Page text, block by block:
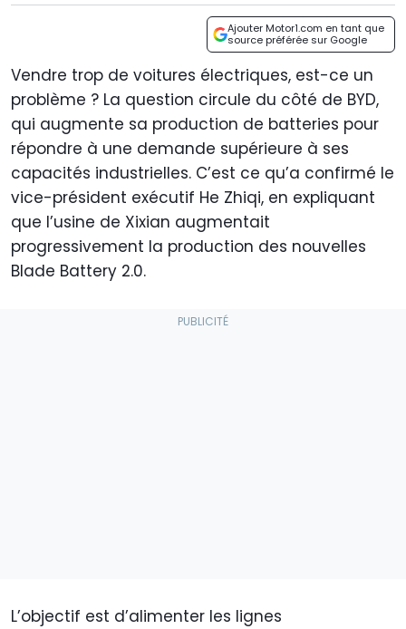
Ajouter Motor1.com en tant que
source préférée sur Google
Vendre trop de voitures électriques, est-ce un
problème ? La question circule du côté de BYD,
qui augmente sa production de batteries pour
répondre à une demande supérieure à ses
capacités industrielles. C’est ce qu’a confirmé le
vice-président exécutif He Zhiqi, en expliquant
que l’usine de Xixian augmentait
progressivement la production des nouvelles
Blade Battery 2.0.
L’objectif est d’alimenter les lignes